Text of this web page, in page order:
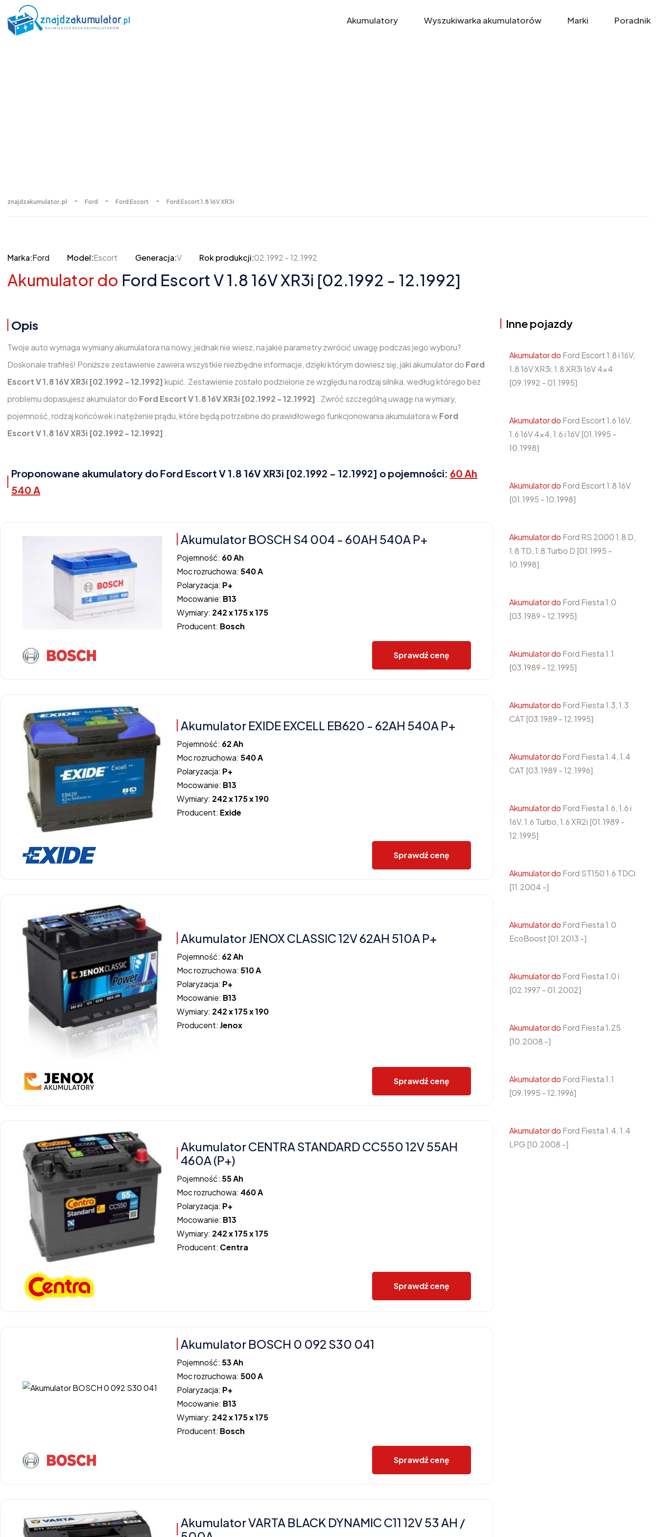
Akumulatory Wyszukiwarka akumulatorów Marki Poradnik
znajdzakumulator.pl Ford Ford Escort Ford Escort 1.8 16V XR3i
Marka:Ford Model:Escort Generacja:V Rok produkcji:02.1992 - 12.1992
Akumulator do Ford Escort V 1.8 16V XR3i [02.1992 - 12.1992]
Opis
Twoje auto wymaga wymiany akumulatora na nowy, jednak nie wiesz, na jakie parametry zwrócić uwagę podczas jego wyboru?
Doskonale trafiłeś! Poniższe zestawienie zawiera wszystkie niezbędne informacje, dzięki którym dowiesz się, jaki akumulator do Ford
Escort V 1.8 16V XR3i [02.1992 - 12.1992] kupić. Zestawienie zostało podzielone ze względu na rodzaj silnika, według którego bez
problemu dopasujesz akumulator do Ford Escort V 1.8 16V XR3i [02.1992 - 12.1992] . Zwróć szczególną uwagę na wymiary,
pojemność, rodzaj końcówek i natężenie prądu, które będą potrzebne do prawidłowego funkcjonowania akumulatora wFord
Escort V 1.8 16V XR3i [02.1992 - 12.1992] .
Proponowane akumulatory do Ford Escort V 1.8 16V XR3i [02.1992 - 12.1992] o pojemności: 60 Ah
540 A
Akumulator BOSCH S4 004 - 60AH 540A P+
Pojemność: 60 Ah
Moc rozruchowa: 540 A
Polaryzacja: P+
Mocowanie: B13
Wymiary: 242 x 175 x 175
Producent: Bosch
Sprawdź cenę
Akumulator EXIDE EXCELL EB620 - 62AH 540A P+
Pojemność: 62 Ah
Moc rozruchowa: 540 A
Polaryzacja: P+
Mocowanie: B13
Wymiary: 242 x 175 x 190
Producent: Exide
Sprawdź cenę
Akumulator JENOX CLASSIC 12V 62AH 510A P+
Pojemność: 62 Ah
Moc rozruchowa: 510 A
Polaryzacja: P+
Mocowanie: B13
Wymiary: 242 x 175 x 190
Producent:Jenox
Sprawdź cenę
Akumulator CENTRA STANDARD CC550 12V 55AH
460A (P+)
Pojemność: 55 Ah
Moc rozruchowa: 460 A
Polaryzacja: P+
Mocowanie: B13
Wymiary: 242 x 175 x 175
Producent: Centra
Sprawdź cenę
Akumulator BOSCH 0 092 S30 041
Pojemność: 53 Ah
Moc rozruchowa: 500 A
Polaryzacja: P+
Mocowanie: B13
Wymiary: 242 x 175 x 175
Producent: Bosch
Sprawdź cenę
Akumulator VARTA BLACK DYNAMIC C11 12V 53 AH /
Inne pojazdy
Akumulator do Ford Escort 1.8 i 16V,
1.8 16V XR3i, 1.8 XR3i 16V 4x4
[09.1992 - 01.1995]
Akumulator do Ford Escort 1.6 16V,
1.6 16V 4x4, 1.6 i 16V [01.1995 -
10.1998]
Akumulator do Ford Escort 1.8 16V
[01.1995 - 10.1998]
Akumulator do Ford RS 2000 1.8 D,
1.8 TD, 1.8 Turbo D [01.1995 -
10.1998]
Akumulator do Ford Fiesta 1.0
[03.1989 - 12.1995]
Akumulator do Ford Fiesta 1.1
[03.1989 - 12.1995]
Akumulator do Ford Fiesta 1.3, 1.3
CAT [03.1989 - 12.1995]
Akumulator do Ford Fiesta 1.4, 1.4
CAT [03.1989 - 12.1996]
Akumulator do Ford Fiesta 1.6, 1.6 i
16V, 1.6 Turbo, 1.6 XR2i [01.1989 -
12.1995]
Akumulator do Ford ST150 1.6 TDCi
[11.2004 -]
Akumulator do Ford Fiesta 1.0
EcoBoost [01.2013 -]
Akumulator do Ford Fiesta 1.0 i
[02.1997 - 01.2002]
Akumulator do Ford Fiesta 1.25
[10.2008 -]
Akumulator do Ford Fiesta 1.1
[09.1995 - 12.1996]
Akumulator do Ford Fiesta 1.4, 1.4
LPG [10.2008 -]